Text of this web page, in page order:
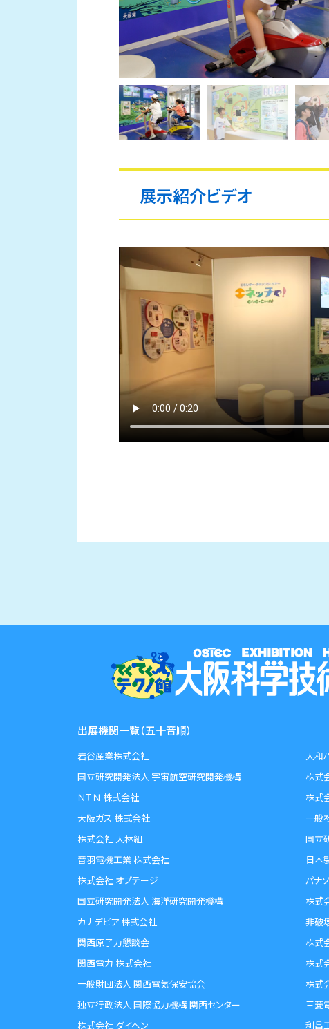
展示紹介ビデオ
出展機関一覧（五十音順）
岩谷産業株式会社
国立研究開発法人 宇宙航空研究開発機構
ＮＴＮ 株式会社
大阪ガス 株式会社
株式会社 大林組
音羽電機工業 株式会社
株式会社 オプテージ
国立研究開発法人 海洋研究開発機構
カナデビア 株式会社
関西原子力懇談会
関西電力 株式会社
一般財団法人 関西電気保安協会
独立行政法人 国際協力機構 関西センター
株式会社 ダイヘン
大和
株式
株式
一般
国立
日本
パナ
株式
非破
株式
株式
株式
三菱
利昌